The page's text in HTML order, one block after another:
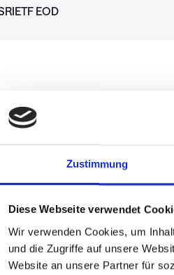
Zustimmung
Diese Webseite verwendet
Wir verwenden Cookies, um
und die Zugriffe auf unsere
Website an unsere Partner für
EOD